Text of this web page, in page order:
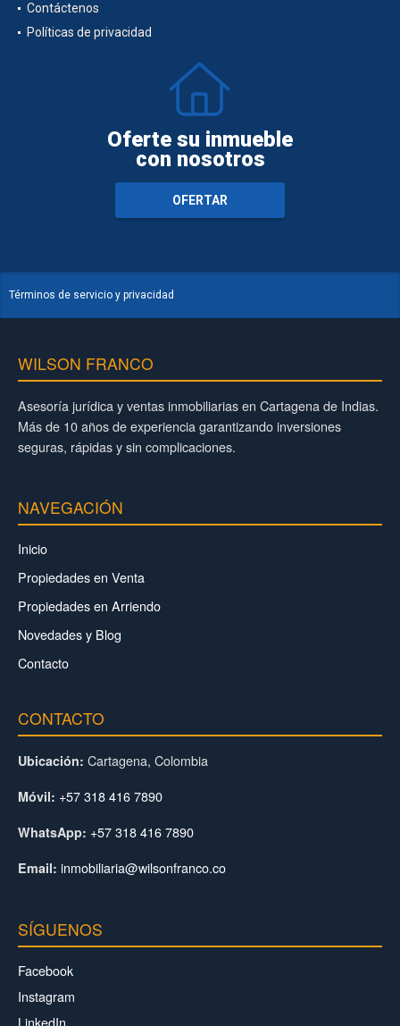
Contáctenos
Políticas de privacidad
Oferte su inmueble
con nosotros
OFERTAR
Términos de servicio y privacidad
WILSON FRANCO
Asesoría jurídica y ventas inmobiliarias en Cartagena de Indias.
Más de 10 años de experiencia garantizando inversiones
seguras, rápidas y sin complicaciones.
NAVEGACIÓN
Inicio
Propiedades en Venta
Propiedades en Arriendo
Novedades y Blog
Contacto
CONTACTO
Ubicación: Cartagena, Colombia
Móvil: +57 318 416 7890
WhatsApp: +57 318 416 7890
Email: inmobiliaria@wilsonfranco.co
SÍGUENOS
Facebook
Instagram
LinkedIn